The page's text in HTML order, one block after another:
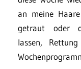
an meine
getraut oder
lassen,